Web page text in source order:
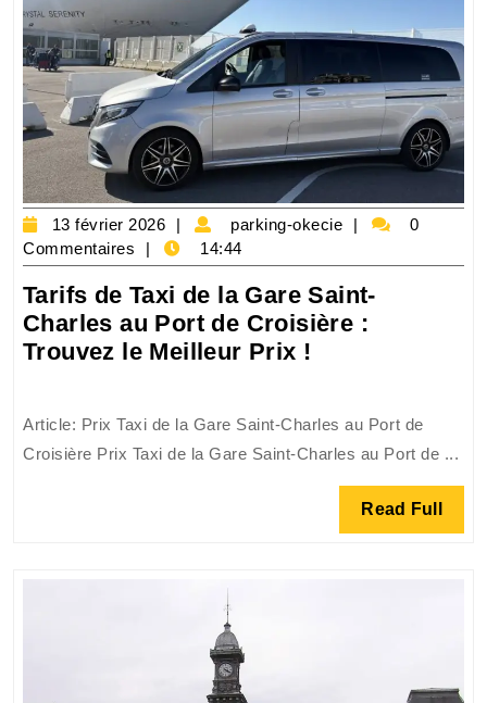
Confortable
13 février 2026
13
février
2026
parking-okecie
parking-
0
Commentaires
14:44
Tarifs de Taxi de la Gare Saint-
Charles au Port de Croisière :
Trouvez le Meilleur Prix !
de
la
Gare
Saint-
Article: Prix Taxi de la Gare Saint-Charles au Port de
Croisière Prix Taxi de la Gare Saint-Charles au Port de ...
Read Full Read
Full